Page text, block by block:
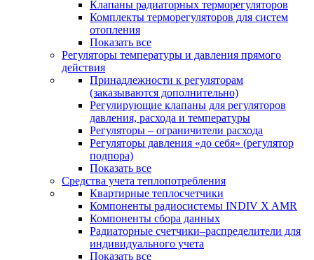
Клапаны радиаторных терморегуляторов
Комплекты терморегуляторов для систем
отопления
Показать все
Регуляторы температуры и давления прямого
действия
Принадлежности к регуляторам
(заказываются дополнительно)
Регулирующие клапаны для регуляторов
давления, расхода и температуры
Регуляторы – ограничители расхода
Регуляторы давления «до себя» (регулятор
подпора)
Показать все
Средства учета теплопотребления
Квартирные теплосчетчики
Компоненты радиосистемы INDIV X AMR
Компоненты сбора данных
Радиаторные счетчики–распределители для
индивидуального учета
Показать все